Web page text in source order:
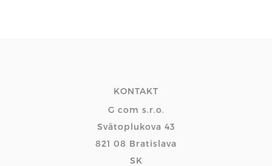
KONTAKT
G com s.r.o.
Svätoplukova 43
821 08 Bratislava
SK